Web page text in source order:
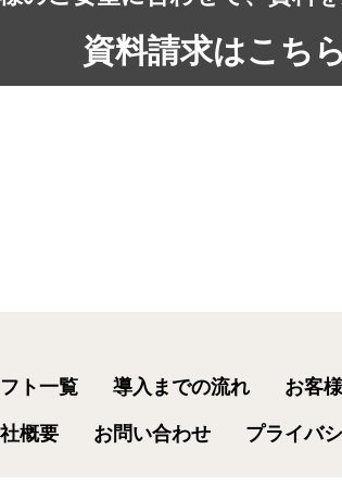
資料請求はこちら
ト一覧 導入までの流れ お客
概要 お問い合わせ プライバ